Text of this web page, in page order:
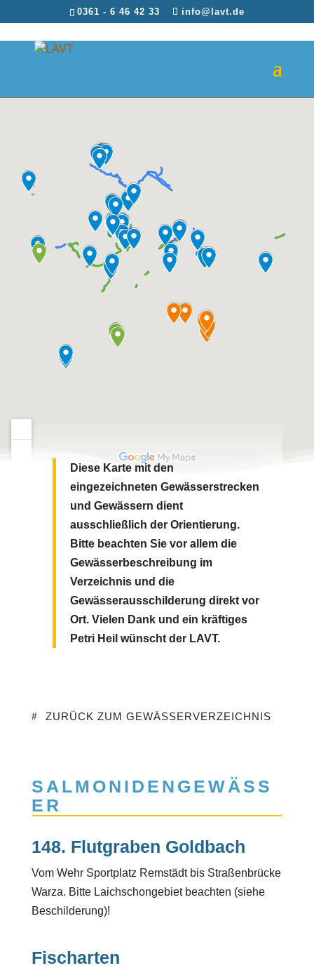
0361 - 6 46 42 33 info@lavt.de
Diese Karte mit den
eingezeichneten Gewässerstrecken
und Gewässern dient
ausschließlich der Orientierung.
Bitte beachten Sie vor allem die
Gewässerbeschreibung im
Verzeichnis und die
Gewässerausschilderung direkt vor
Ort. Vielen Dank und ein kräftiges
Petri Heil wünscht der LAVT.
ZURÜCK ZUM GEWÄSSERVERZEICHNIS
SALMONIDENGEWÄSS
ER
148. Flutgraben Goldbach
Vom Wehr Sportplatz Remstädt bis Straßenbrücke
Warza. Bitte Laichschongebiet beachten (siehe
Beschilderung)!
Fischarten